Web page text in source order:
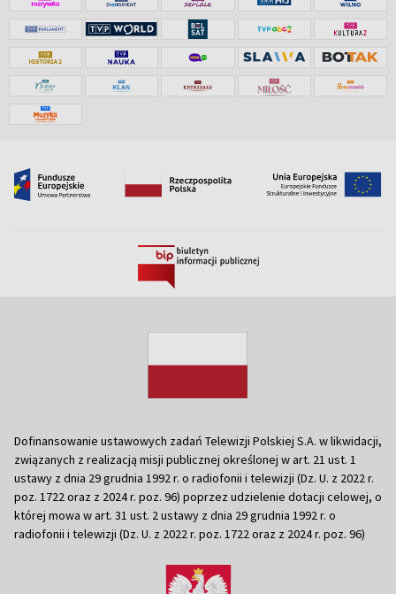
Dofinansowanie ustawowych zadań Telewizji Polskiej S.A. w likwidacji,
związanych z realizacją misji publicznej określonej w art. 21 ust. 1
ustawy z dnia 29 grudnia 1992 r. o radiofonii i telewizji (Dz. U. z 2022 r.
poz. 1722 oraz z 2024 r. poz. 96) poprzez udzielenie dotacji celowej, o
której mowa w art. 31 ust. 2 ustawy z dnia 29 grudnia 1992 r. o
radiofonii i telewizji (Dz. U. z 2022 r. poz. 1722 oraz z 2024 r. poz. 96)